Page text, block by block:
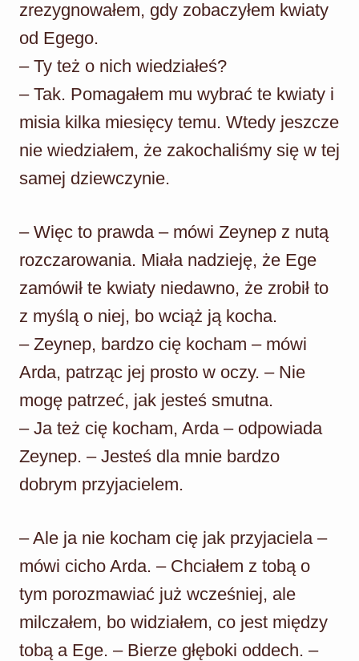
zrezygnowałem, gdy zobaczyłem kwiaty
od Egego.
– Ty też o nich wiedziałeś?
– Tak. Pomagałem mu wybrać te kwiaty i
misia kilka miesięcy temu. Wtedy jeszcze
nie wiedziałem, że zakochaliśmy się w tej
samej dziewczynie.
– Więc to prawda – mówi Zeynep z nutą
rozczarowania. Miała nadzieję, że Ege
zamówił te kwiaty niedawno, że zrobił to
z myślą o niej, bo wciąż ją kocha.
– Zeynep, bardzo cię kocham – mówi
Arda, patrząc jej prosto w oczy. – Nie
mogę patrzeć, jak jesteś smutna.
– Ja też cię kocham, Arda – odpowiada
Zeynep. – Jesteś dla mnie bardzo
dobrym przyjacielem.
– Ale ja nie kocham cię jak przyjaciela –
mówi cicho Arda. – Chciałem z tobą o
tym porozmawiać już wcześniej, ale
milczałem, bo widziałem, co jest między
tobą a Ege. – Bierze głęboki oddech. –